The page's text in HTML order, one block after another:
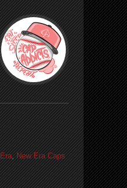
,New Era Caps